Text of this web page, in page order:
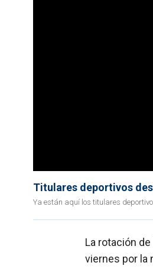
Titulares deportivos
Ya están aquí los titulares
La rotación
viernes por la